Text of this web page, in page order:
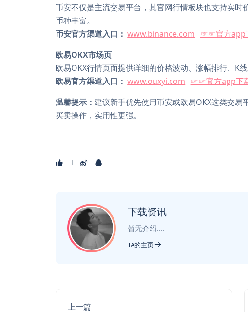
币安不仅是主流交易平台，其官网行情板块也支持实时
币种丰富。
币安官方渠道入口： www.binance.com ☞☞官方
欧易OKX市场页
欧易OKX行情页面提供详细的价格波动、涨幅排行、K
欧易官方渠道入口： www.ouxyi.com ☞☞官方app
温馨提示： 建议新手优先使用币安或欧易OKX这类交
买卖操作，实用性更强。
下载资讯
暂无介绍....
TA的主页
上一篇